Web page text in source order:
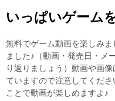
いっぱいゲーム
無料でゲーム動画を楽しみ
ました♪（動画・発売日・メ
り返りましょう）動画や画
ていますので注意してくだ
ことで動画が楽しめますよ♪